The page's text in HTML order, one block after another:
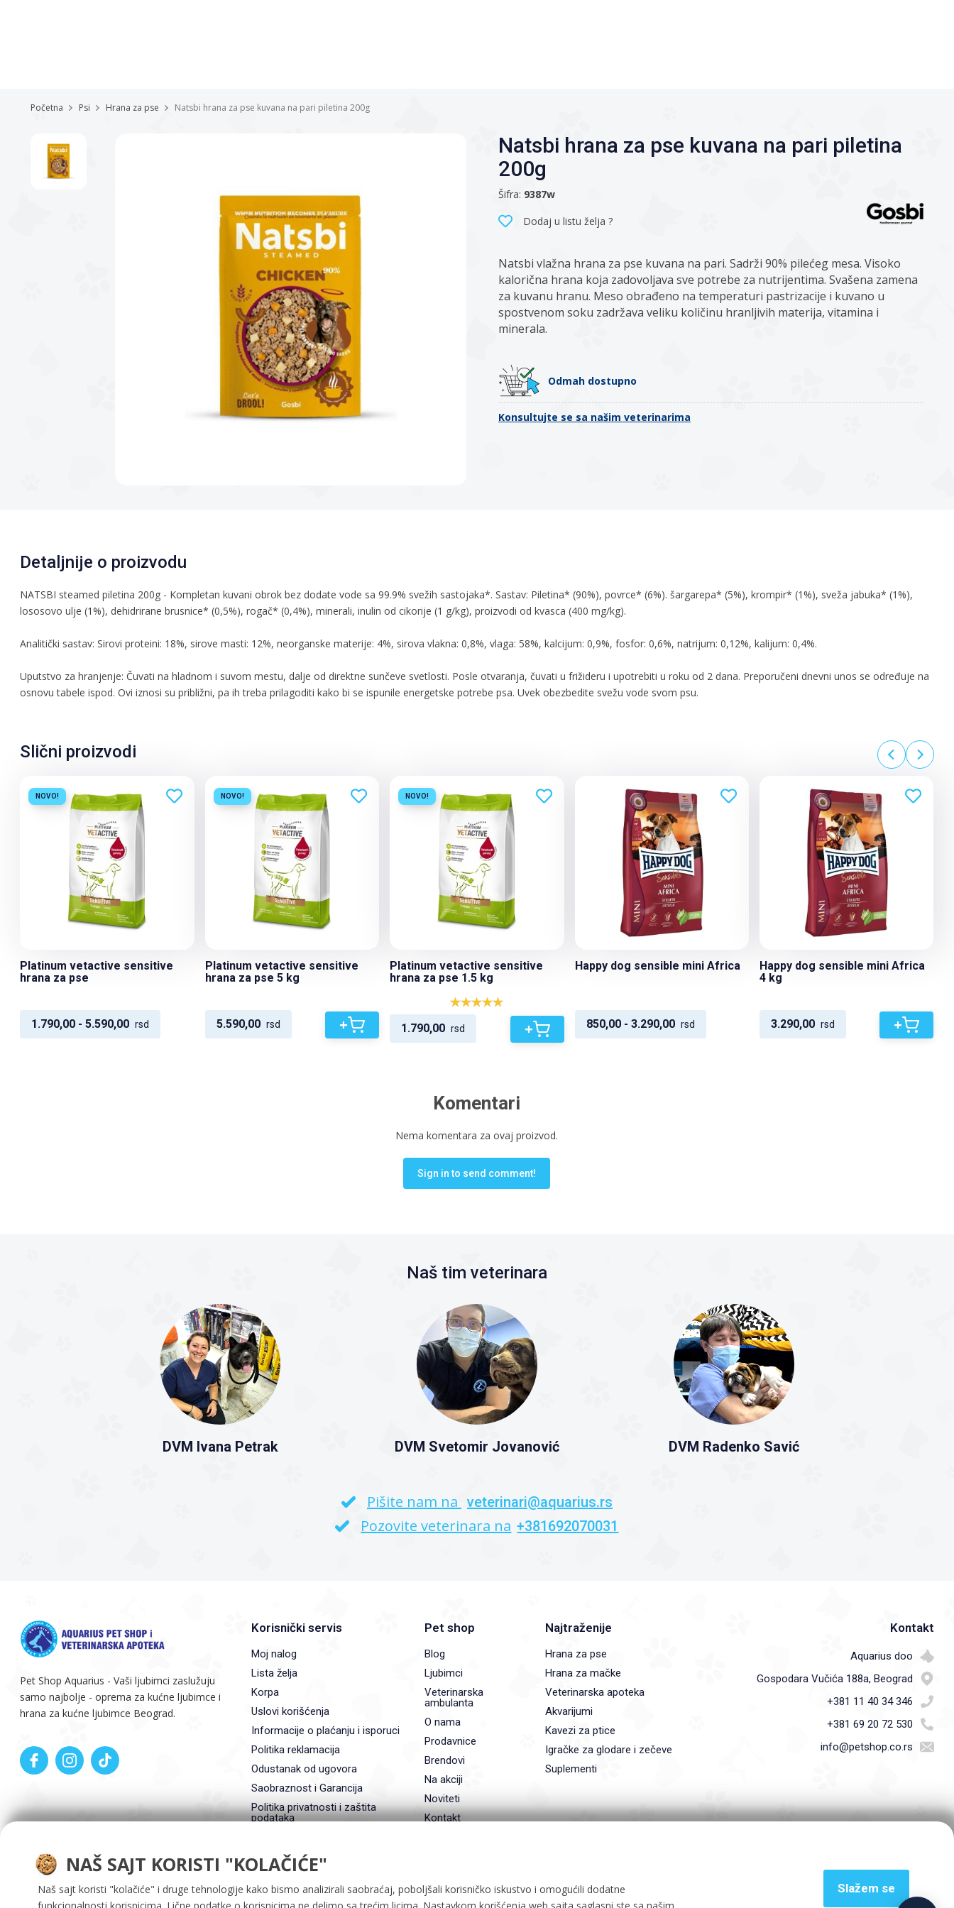
Početna Psi Hrana za pse Natsbi hrana za pse kuvana na pari piletina 200g
Natsbi hrana za pse kuvana na pari piletina
200g
Šifra: 9387w
Dodaj u listu želja ?
Natsbi vlažna hrana za pse kuvana na pari. Sadrži 90% pilećeg mesa. Visoko
kalorična hrana koja zadovoljava sve potrebe za nutrijentima. Svašena zamena
za kuvanu hranu. Meso obrađeno na temperaturi pastrizacije i kuvano u
spostvenom soku zadržava veliku količinu hranljivih materija, vitamina i
minerala.
Odmah dostupno
Konsultujte se sa našim veterinarima
Detaljnije o proizvodu
NATSBI steamed piletina 200g - Kompletan kuvani obrok bez dodate vode sa 99.9% svežih sastojaka*. Sastav: Piletina* (90%), povrce* (6%). šargarepa* (5%), krompir* (1%), sveža jabuka* (1%),
lososovo ulje (1%), dehidrirane brusnice* (0,5%), rogač* (0,4%), minerali, inulin od cikorije (1 g/kg), proizvodi od kvasca (400 mg/kg).
Analitički sastav: Sirovi proteini: 18%, sirove masti: 12%, neorganske materije: 4%, sirova vlakna: 0,8%, vlaga: 58%, kalcijum: 0,9%, fosfor: 0,6%, natrijum: 0,12%, kalijum: 0,4%.
Uputstvo za hranjenje: Čuvati na hladnom i suvom mestu, dalje od direktne sunčeve svetlosti. Posle otvaranja, čuvati u frižideru i upotrebiti u roku od 2 dana. Preporučeni dnevni unos se određuje na
osnovu tabele ispod. Ovi iznosi su približni, pa ih treba prilagoditi kako bi se ispunile energetske potrebe psa. Uvek obezbedite svežu vode svom psu.
Slični proizvodi
NOVO!
Platinum vetactive sensitive
hrana za pse
1.790,00 - 5.590,00 rsd
NOVO!
Platinum vetactive sensitive
hrana za pse 5 kg
5.590,00 rsd +
NOVO!
Platinum vetactive sensitive
hrana za pse 1.5 kg
1.790,00 rsd +
Happy dog sensible mini Africa
850,00 - 3.290,00 rsd
Happy dog sensible mini Africa
4 kg
3.290,00 rsd +
Komentari
Nema komentara za ovaj proizvod.
Sign in to send comment!
Naš tim veterinara
DVM Ivana Petrak DVM Svetomir Jovanović DVM Radenko Savić
Pišite nam na veterinari@aquarius.rs
Pozovite veterinara na +381692070031
Pet Shop Aquarius - Vaši ljubimci zaslužuju
samo najbolje - oprema za kućne ljubimce i
hrana za kućne ljubimce Beograd.
Korisnički servis
Moj nalog
Lista želja
Korpa
Uslovi korišćenja
Informacije o plaćanju i isporuci
Politika reklamacija
Odustanak od ugovora
Saobraznost i Garancija
Politika privatnosti i zaštita
podataka
Pet shop
Blog
Ljubimci
Veterinarska
ambulanta
O nama
Prodavnice
Brendovi
Na akciji
Noviteti
Kontakt
Najtraženije
Hrana za pse
Hrana za mačke
Veterinarska apoteka
Akvarijumi
Kavezi za ptice
Igračke za glodare i zečeve
Suplementi
Kontakt
Aquarius doo
Gospodara Vučića 188a, Beograd
+381 11 40 34 346
+381 69 20 72 530
info@petshop.co.rs
NAŠ SAJT KORISTI "KOLAČIĆE"
Naš sajt koristi "kolačiće" i druge tehnologije kako bismo analizirali saobraćaj, poboljšali korisničko iskustvo i omogućili dodatne
Slažem se